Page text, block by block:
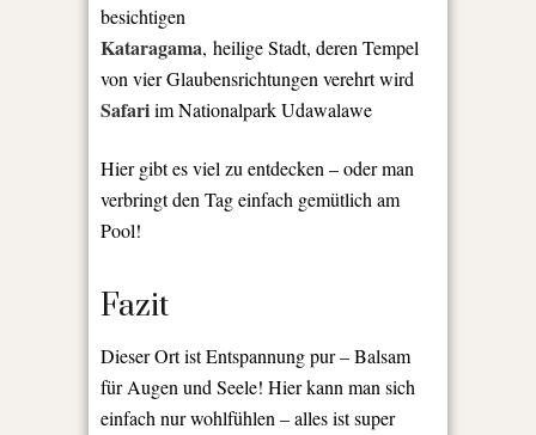
besichtigen
Kataragama, heilige Stadt, deren Tempel
von vier Glaubensrichtungen verehrt wird
Safariim Nationalpark Udawalawe
Hier gibt es viel zu entdecken – oder man
verbringt den Tag einfach gemütlich am
Pool!
Fazit
Dieser Ort ist Entspannung pur – Balsam
für Augen und Seele! Hier kann man sich
einfach nur wohlfühlen – alles ist super